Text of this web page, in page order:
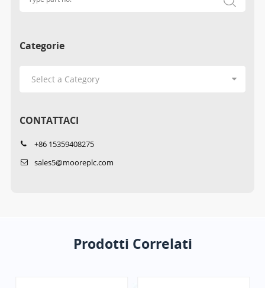
Categorie
CONTATTACI
+86 15359408275
sales5@mooreplc.com
Prodotti Correlati